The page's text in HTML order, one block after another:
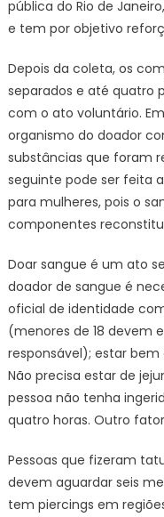
pública do Rio de
e tem por objetivo
Depois da coleta, os
separados e até quatro
com o ato voluntário.
organismo do doador
substâncias que foram
seguinte pode ser feita
para mulheres, pois o
componentes
Doar sangue é um ato
doador de sangue é
oficial de identidade
(menores de 18 devem
responsável); estar bem
Não precisa estar de
pessoa não tenha
quatro horas. Outro
Pessoas que fizeram
devem aguardar seis
tem piercings em